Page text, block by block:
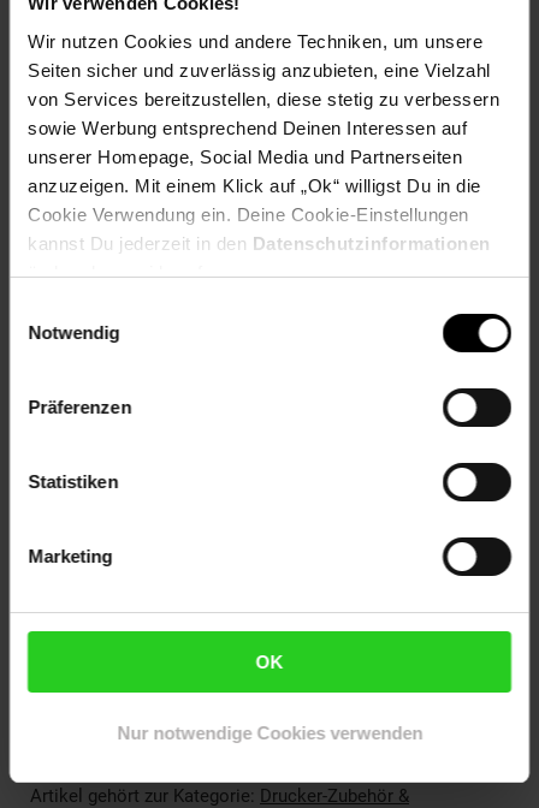
Wir nutzen Cookies und andere Techniken, um unsere
Seiten sicher und zuverlässig anzubieten, eine Vielzahl
von Services bereitzustellen, diese stetig zu verbessern
sowie Werbung entsprechend Deinen Interessen auf
unserer Homepage, Social Media und Partnerseiten
anzuzeigen. Mit einem Klick auf „Ok“ willigst Du in die
Cookie Verwendung ein. Deine Cookie-Einstellungen
kannst Du jederzeit in den Datenschutzinformationen
ändern bzw. widerrufen.
Notwendig
Präferenzen
Statistiken
Marketing
OK
Nur notwendige Cookies verwenden
HP LaserJet Pro P 1607 dn,
HP LaserJet Pro P 1608 dn,
HP LaserJet Pro P 1609 dn,
HP LaserJet Professional P 1500 Series,
HP LaserJet Professional P 1567,
HP LaserJet Professional P 1569,
HP LaserJet Professional P 1600 Series,
HP LaserJet Professional P 1601,
HP LaserJet Professional P 1602,
HP LaserJet Professional P 1603,
HP LaserJet Professional P 1605,
HP LaserJet Professional P 1606 dn,
HP LaserJet Professional P 1607 dn,
Elektroprodukt: Ja
OEM Artikelnummer: No. 78A BK, CE278A
OEM Hersteller: HP
WEEE_Nummer: DE60366366
Wiederaufbereitet: Wiederaufbereitetes Produkt
Artikelnummer: 2260232000
Artikel gehört zur Kategorie: Drucker-Zubehör &